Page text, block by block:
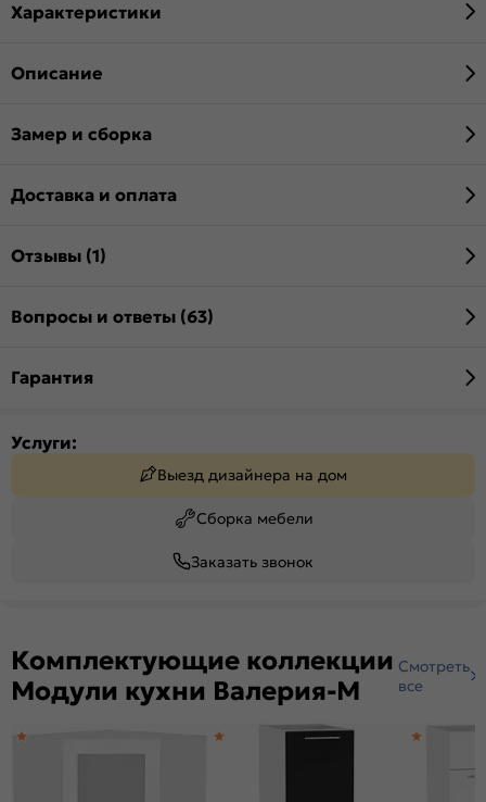
Характеристики
Описание
Замер и сборка
Доставка и оплата
Отзывы (1)
Вопросы и ответы (63)
Гарантия
Услуги:
Выезд дизайнера на дом
Сборка мебели
Заказать звонок
Комплектующие коллекции
Модули кухни Валерия-М
Смотреть
все